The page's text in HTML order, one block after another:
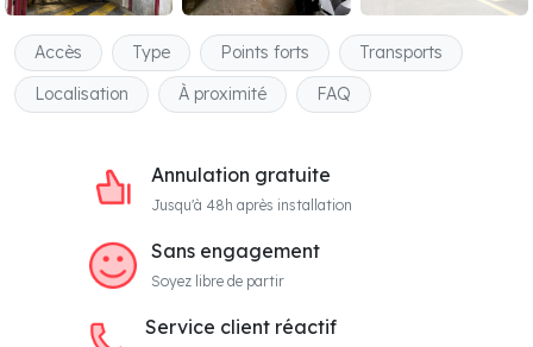
Accès Type Points forts
Transports
Localisation
À proximité FAQ
Annulation gratuite
Jusqu'à 48h après installation
Sans engagement
Soyez libre de partir
Service client réactif